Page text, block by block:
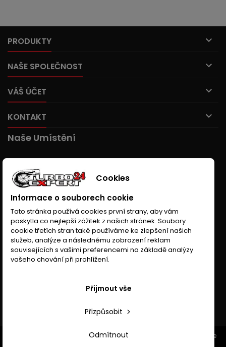
PRODUKTY 
NAŠE SPOLEČNOST 
VÁŠ ÚČET 
KONTAKT 
Naše Umístění
© Copyright 2026 Turboexpert24.cz. All Rights Reserved. Wykonanie
Cookies
Informace o souborech cookie
Tato stránka používá cookies první strany, aby vám
poskytla co nejlepší zážitek z našich stránek. Soubory
cookie třetích stran také používáme ke zlepšení našich
služeb, analýze a následnému zobrazení reklam
souvisejících s vašimi preferencemi na základě analýzy
vašeho chování při prohlížení.
Odmítnout
Přizpůsobit
Přijmout vše